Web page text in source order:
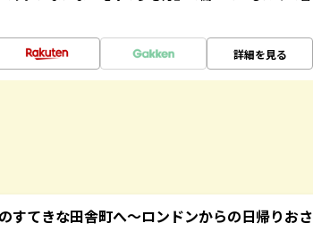
詳細を見る
すてきな田舎町へ～ロンドンからの日帰りおさ